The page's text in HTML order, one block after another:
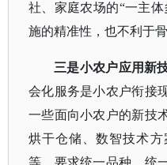
社、家庭农场的“一主
施的精准性，也不利于
三是小农户应用新
会化服务是小农户衔接
一些面向小农户的新技
烘干仓储、数智技术
等，要求统一品种、统